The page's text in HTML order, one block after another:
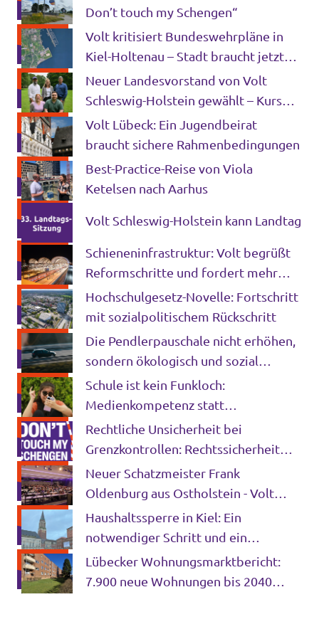
Don’t touch my Schengen“
Volt kritisiert Bundeswehrpläne in
Kiel-Holtenau – Stadt braucht jetzt
klare Perspektiven und Alternativen
Neuer Landesvorstand von Volt
Schleswig-Holstein gewählt – Kurs
auf die Landtagswahl 2027 gesetzt
Volt Lübeck: Ein Jugendbeirat
braucht sichere Rahmenbedingungen
Best-Practice-Reise von Viola
Ketelsen nach Aarhus
Volt Schleswig-Holstein kann Landtag
Schieneninfrastruktur: Volt begrüßt
Reformschritte und fordert mehr
Mut für die Verkehrswende
Hochschulgesetz-Novelle: Fortschritt
mit sozialpolitischem Rückschritt
Die Pendlerpauschale nicht erhöhen,
sondern ökologisch und sozial
gerecht reformieren
Schule ist kein Funkloch:
Medienkompetenz statt
Smartphone-Verbote
Rechtliche Unsicherheit bei
Grenzkontrollen: Rechtssicherheit
statt Symbolpolitik
Neuer Schatzmeister Frank
Oldenburg aus Ostholstein - Volt
Deutschland wählt Bundesvorstand
Haushaltssperre in Kiel: Ein
notwendiger Schritt und ein
strukturelles Alarmsignal
Lübecker Wohnungsmarktbericht:
7.900 neue Wohnungen bis 2040